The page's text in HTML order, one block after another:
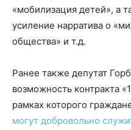
«мобилизация детей», а
усиление нарратива о
общества» и т.д.
Ранее также депутат
возможность контракта
рамках которого
могут добровольно